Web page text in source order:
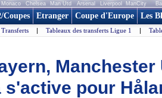
Monaco Chelsea Man Utd Arsenal Liverpool ManCity
Coupes Etranger Coupe d'Europe Les
| Tableaux des transferts Ligue 1 |
Manchester
s'active pour